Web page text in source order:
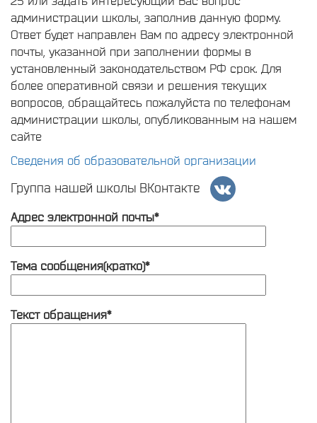
администрации школы, заполнив данную форму.
Ответ будет направлен Вам по адресу электронной
почты, указанной при заполнении формы в
установленный законодательством РФ срок. Для
более оперативной связи и решения текущих
вопросов, обращайтесь пожалуйста по телефонам
администрации школы, опубликованным на нашем
сайте
Сведения об образовательной организации
Группа нашей школы ВКонтакте
Адрес электронной почты*
Тема сообщения(кратко)*
Текст обращения*